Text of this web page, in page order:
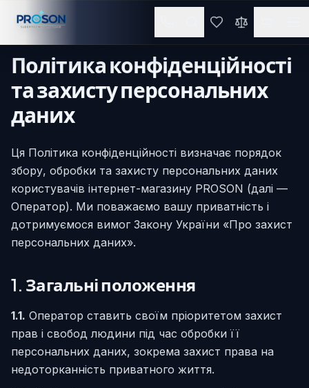
Політика конфіденційності
Політика конфіденційності
та захисту персональних
даних
Ця Політика конфіденційності визначає порядок
збору, обробки та захисту персональних даних
користувачів інтернет-магазину PROSON (далі —
Оператор). Ми поважаємо вашу приватність і
дотримуємося вимог Закону України «Про захист
персональних даних».
1. Загальні положення
1.1. Оператор ставить своїм пріоритетом захист
прав і свобод людини під час обробки її
персональних даних, зокрема захист права на
недоторканність приватного життя.